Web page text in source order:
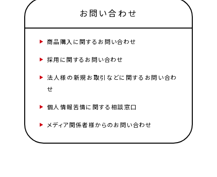
お問い合わせ
商品購入に関するお問い合わせ
採用に関するお問い合わせ
法人様の新規お取引などに関するお問い合わ
せ
個人情報苦情に関する相談窓口
メディア関係者様からのお問い合わせ